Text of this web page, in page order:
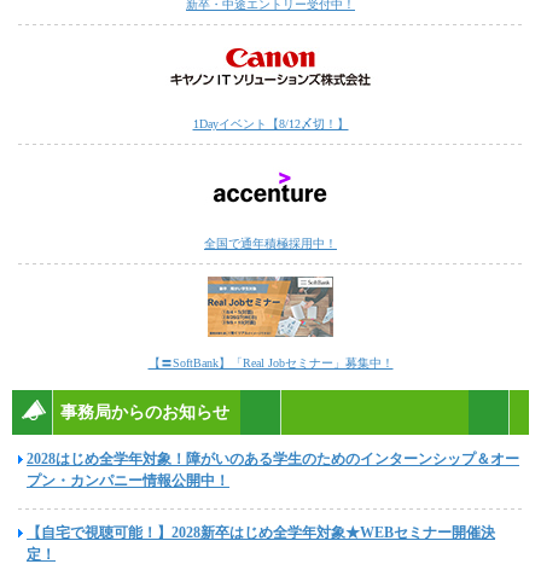
新卒・中途エントリー受付中！
1Dayイベント【8/12〆切！】
全国で通年積極採用中！
【〓SoftBank】「Real Jobセミナー」募集中！
事務局からのお知らせ
2028はじめ全学年対象！障がいのある学生のためのインターンシップ＆オー
プン・カンパニー情報公開中！
【自宅で視聴可能！】2028新卒はじめ全学年対象★WEBセミナー開催決
定！